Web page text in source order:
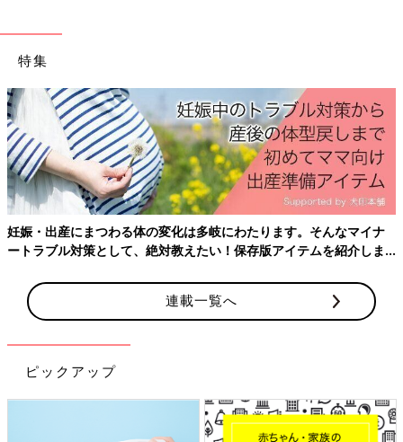
て、そこに『正解』はないと思います。それぞれのお家で事情が
異なるのは当然。それこそ、ご家庭ごとのオリジナルの文化があ
るので、アンケート結果の大多数がこうだから、こうしないとお
かしいということは一切ないと思います。
特に子育て中の家庭はいろいろと物入りなことも多いですから、
無理をしないってことが一番、大事。例えば、飛行機で帰省する
距離ともなれば、一家全員での大移動では交通費だけでもバカに
なりませんから、その上でホテル滞在並みの宿泊代金を支払うと
なると、その負担ははかり知れません。（もちろん、全く負担に
感じない人もいると思うので、それはその判断重視でＯＫ！）
もしその負担感で帰省が全くされないならば、じじ・ばば世代に
は見せてね』と思うおじいちゃん、おばあちゃんは多いように感
じます。
出向く側、迎える側、双方とも経済的な負担が大きいとも思うの
で、もし厳しい状況であれば『渡したいけど、ごめんね』的なエ
実際に会えないとしても、子ども世代からの『じじ・ばばのこと
特集
妊娠・出産にまつわる体の変化は多岐にわたります。そんなマイナ
ートラブル対策として、絶対教えたい！保存版アイテムを紹介しま
連載一覧へ
ピックアップ